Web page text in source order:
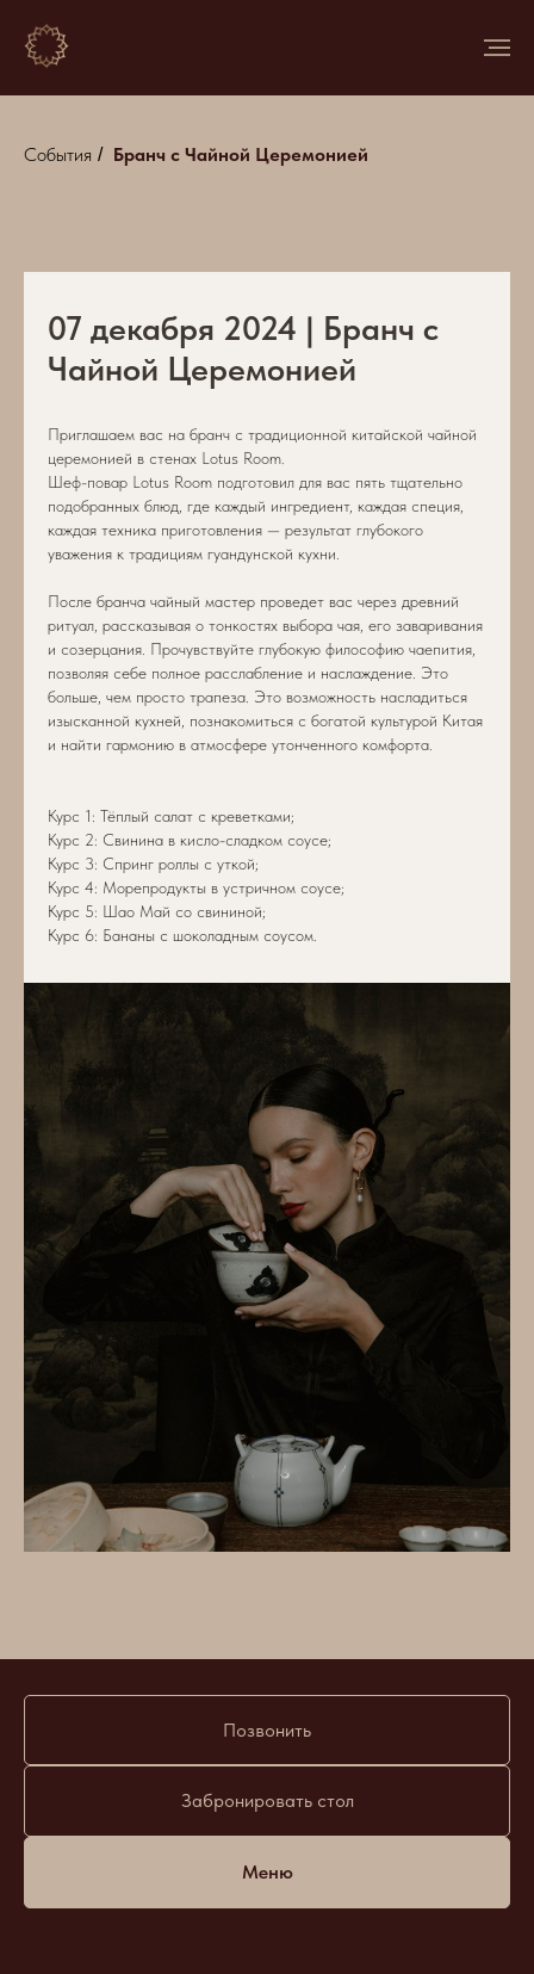
События / Бранч с Чайной Церемонией
07 декабря 2024 | Бранч с
Чайной Церемонией
Приглашаем вас на бранч с традиционной китайской чайной
церемонией в стенах Lotus Room.
Шеф-повар Lotus Room подготовил для вас пять тщательно
подобранных блюд, где каждый ингредиент, каждая специя,
каждая техника приготовления — результат глубокого
уважения к традициям гуандунской кухни.
После бранча чайный мастер проведет вас через древний
ритуал, рассказывая о тонкостях выбора чая, его заваривания
и созерцания. Прочувствуйте глубокую философию чаепития,
позволяя себе полное расслабление и наслаждение. Это
больше, чем просто трапеза. Это возможность насладиться
изысканной кухней, познакомиться с богатой культурой Китая
и найти гармонию в атмосфере утонченного комфорта.
Курс 1: Тёплый салат с креветками;
Курс 2: Свинина в кисло-сладком соусе;
Курс 3: Спринг роллы с уткой;
Курс 4: Морепродукты в устричном соусе;
Курс 5: Шао Май со свининой;
Курс 6: Бананы с шоколадным соусом.
Позвонить
Забронировать стол
Меню